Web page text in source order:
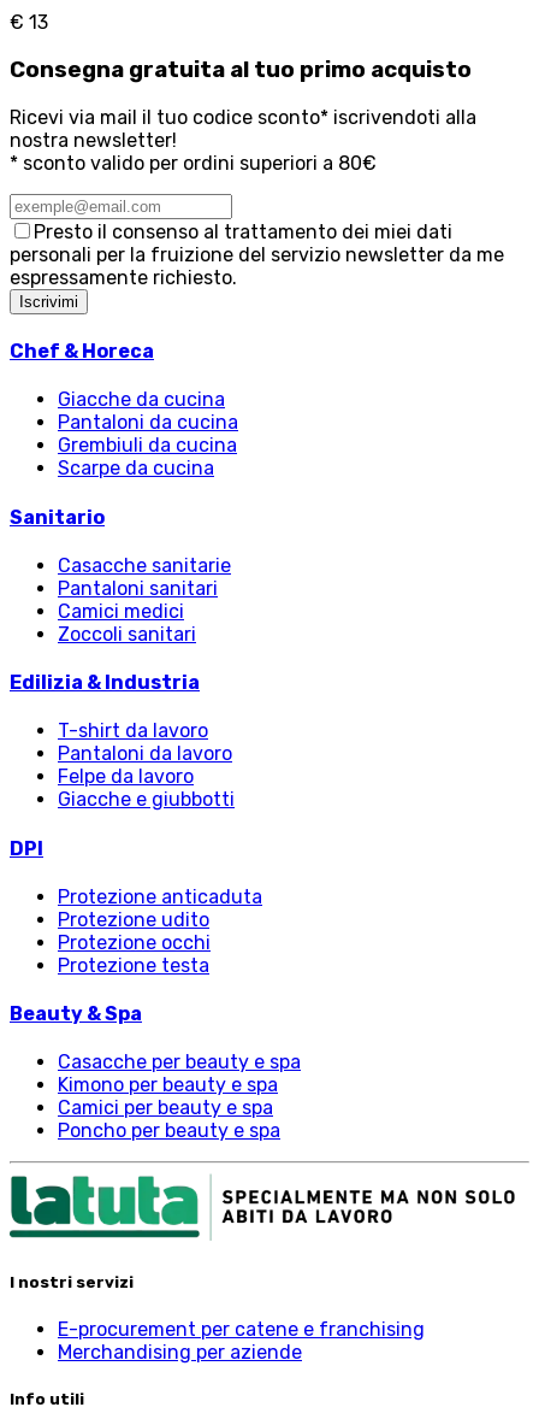
€ 13
Consegna gratuita al tuo primo acquisto
Ricevi via mail il tuo codice sconto* iscrivendoti alla
nostra newsletter!
* sconto valido per ordini superiori a 80€
Presto il consenso al trattamento dei miei dati
personali per la fruizione del servizio newsletter da me
espressamente richiesto.
Iscrivimi
Chef & Horeca
Giacche da cucina
Pantaloni da cucina
Grembiuli da cucina
Scarpe da cucina
Sanitario
Casacche sanitarie
Pantaloni sanitari
Camici medici
Zoccoli sanitari
Edilizia & Industria
T-shirt da lavoro
Pantaloni da lavoro
Felpe da lavoro
Giacche e giubbotti
DPI
Protezione anticaduta
Protezione udito
Protezione occhi
Protezione testa
Beauty & Spa
Casacche per beauty e spa
Kimono per beauty e spa
Camici per beauty e spa
Poncho per beauty e spa
I nostri servizi
E-procurement per catene e franchising
Merchandising per aziende
Info utili